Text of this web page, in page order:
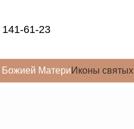
141-61-23
МатериИконы святых